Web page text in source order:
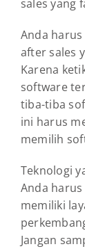
sales yang
Anda
after sales
Karena
software
tiba-tiba
ini harus
memilih
Teknologi
Anda
memiliki
Jangan